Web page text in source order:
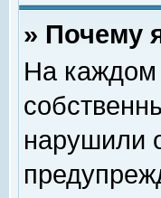
» Почему
На каждом
нарушили